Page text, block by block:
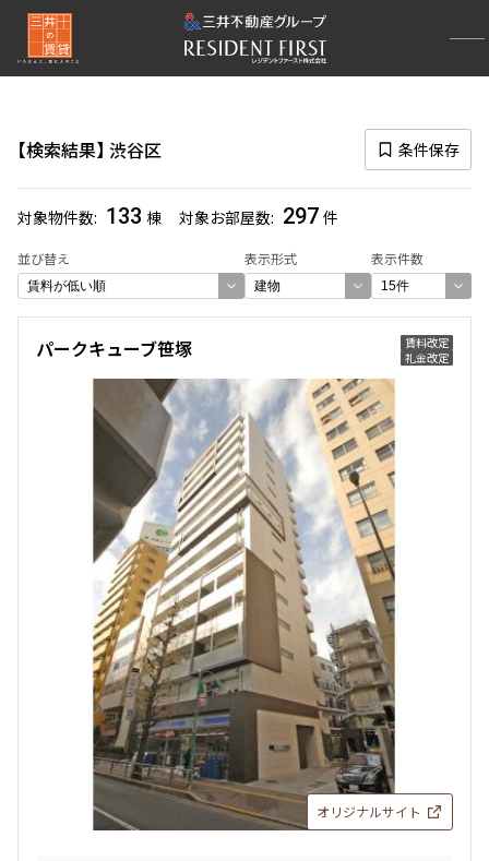
検索結果 渋谷区 条件保存
対象物件数 133 棟 対象お部屋数 297 件
並び替え 表示形式 表示件数
再検索ナビゲーション
選択中の区
渋谷区
(297)
選び方を変更する
検索対象お部屋数
297件
お部屋を再検索
検索結果の絞り込み
〜
管理費/共益費含む
礼金１ヶ月以下
フリーレント付き
賃料改定
礼金改定
パークキューブ笹塚
オリジナルサイト